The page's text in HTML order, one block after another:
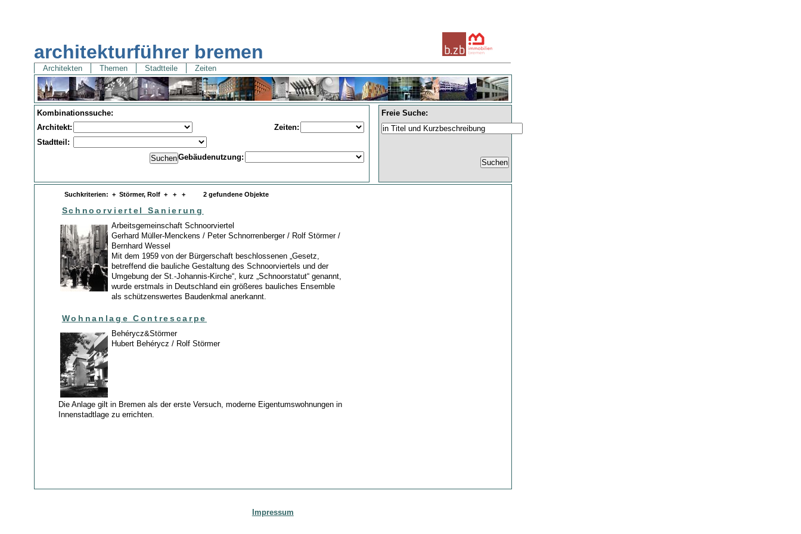
architekturführer bremen
Architekten Themen Stadtteile Zeiten
Kombinationssuche:
Architekt:
Zeiten:
Stadtteil:
Gebäudenutzung:
Freie Suche:
Suchkriterien: + Störmer, Rolf + + + 2 gefundene Objekte
Schnoorviertel Sanierung
Arbeitsgemeinschaft Schnoorviertel
Gerhard Müller-Menckens / Peter Schnorrenberger / Rolf Störmer /
Bernhard Wessel
Mit dem 1959 von der Bürgerschaft beschlossenen „Gesetz,
betreffend die bauliche Gestaltung des Schnoorviertels und der
Umgebung der St.-Johannis-Kirche“, kurz „Schnoorstatut“ genannt,
wurde erstmals in Deutschland ein größeres bauliches Ensemble
als schützenswertes Baudenkmal anerkannt.
Wohnanlage Contrescarpe
Behérycz&Störmer
Hubert Behérycz / Rolf Störmer
Die Anlage gilt in Bremen als der erste Versuch, moderne Eigentumswohnungen in
Innenstadtlage zu errichten.
Impressum